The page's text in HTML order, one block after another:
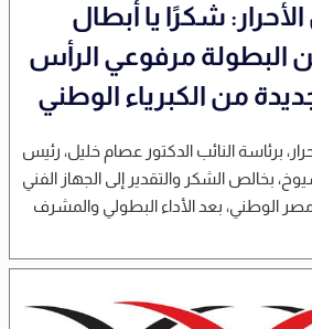
شكرًا يا أبطال
البطولة مرفوعي الرأس
من الكبرياء الوطني
برئاسة النائب الدكتور عصام خليل، رئيس
بخالص الشكر والتقدير إلى الجهاز الفني
الوطني، بعد الأداء البطولي والمشرف